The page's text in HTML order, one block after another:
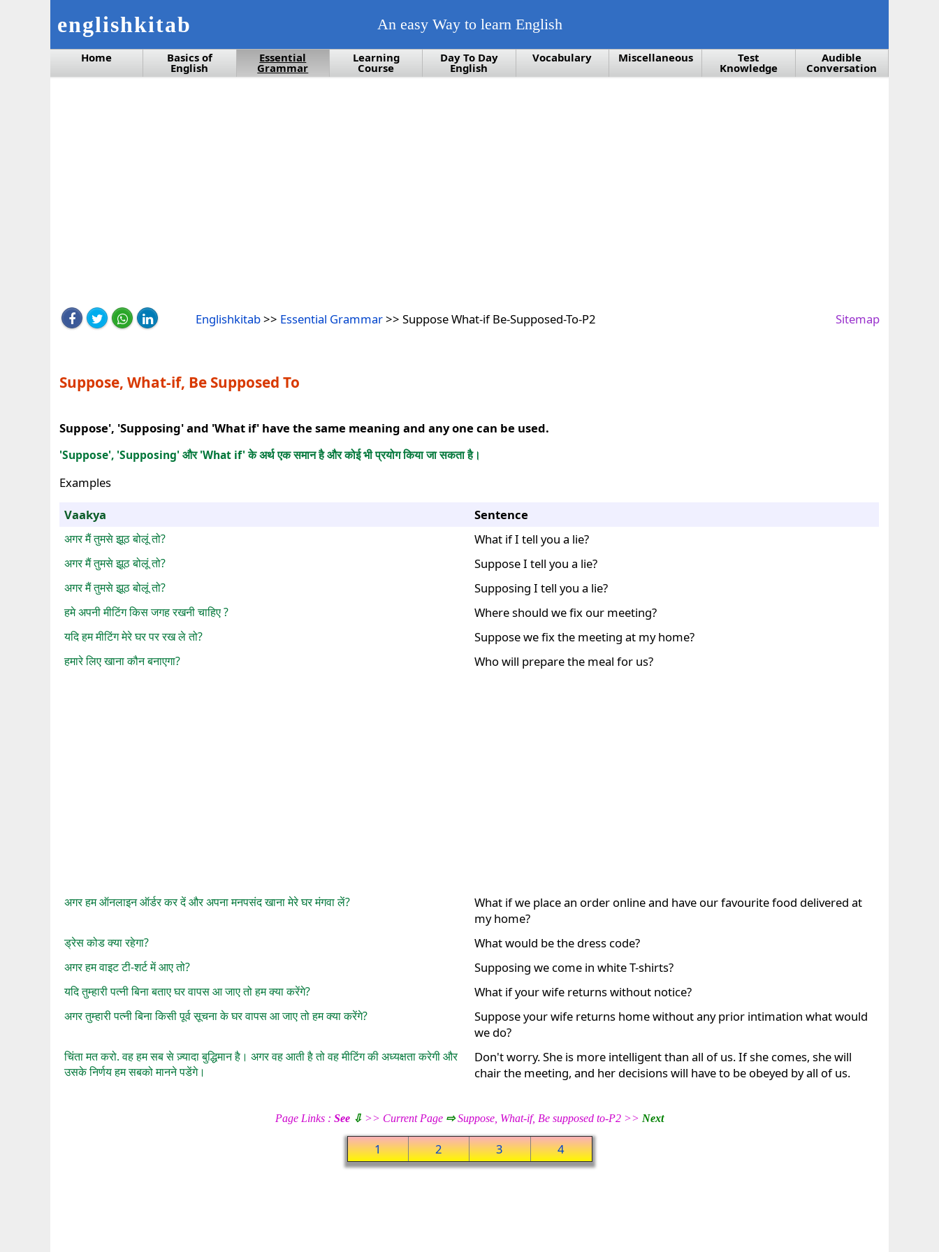
englishkitab An easy Way to learn English
Home Basics of
English
Essential
Grammar
Learning
Course
Day To Day
English
Vocabulary Miscellaneous Test
Knowledge
Audible
Conversation
Englishkitab>> Essential Grammar>> Suppose What-if Be-Supposed-To-P2 Sitemap
Suppose, What-if, Be Supposed To
Suppose', 'Supposing' and 'What if' have the same meaning and any one can be used.
'Suppose', 'Supposing' और 'What if' के अर्थ एक समान है और कोई भी प्रयोग किया जा सकता है।
Examples
Vaakya
Sentence
अगर मैं तुमसे झूठ बोलूं तो? What if I tell you a lie?
अगर मैं तुमसे झूठ बोलूं तो? Suppose I tell you a lie?
अगर मैं तुमसे झूठ बोलूं तो? Supposing I tell you a lie?
हमे अपनी मीटिंग किस जगह रखनी चाहिए ? Where should we fix our meeting?
यदि हम मीटिंग मेरे घर पर रख ले तो? Suppose we fix the meeting at my home?
हमारे लिए खाना कौन बनाएगा? Who will prepare the meal for us?
अगर हम ऑनलाइन ऑर्डर कर दें और अपना मनपसंद खाना मेरे घर मंगवा लें?
What if we place an order online and have our favourite food delivered at
my home?
ड्रेस कोड क्या रहेगा? What would be the dress code?
अगर हम वाइट टी-शर्ट में आए तो? Supposing we come in white T-shirts?
यदि तुम्हारी पत्नी बिना बताए घर वापस आ जाए तो हम क्या करेंगे? What if your wife returns without notice?
अगर तुम्हारी पत्नी बिना किसी पूर्व सूचना के घर वापस आ जाए तो हम क्या करेंगे?
Suppose your wife returns home without any prior intimation what would
we do?
चिंता मत करो. वह हम सब से ज़्यादा बुद्धिमान है। अगर वह आती है तो वह मीटिंग की अध्यक्षता करेगी और
उसके निर्णय हम सबको मानने पडेंगे।
Don't worry. She is more intelligent than all of us. If she comes, she will
chair the meeting, and her decisions will have to be obeyed by all of us.
Page Links : See ⇩ >> Current Page ⇨Suppose, What-if, Be supposed to-P2 >> Next
1 2 3 4